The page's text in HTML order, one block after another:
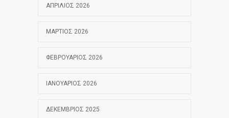
ΑΠΡΊΛΙΟΣ 2026
ΜΆΡΤΙΟΣ 2026
ΦΕΒΡΟΥΆΡΙΟΣ 2026
ΙΑΝΟΥΆΡΙΟΣ 2026
ΔΕΚΈΜΒΡΙΟΣ 2025